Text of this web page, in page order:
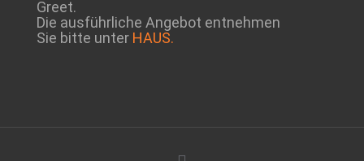
Greet.
Die ausführliche Angebot entnehmen
Sie bitte unter HAUS.